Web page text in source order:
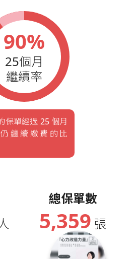
90%
25個月
繼續率
保單經過 25 個月
繼續繳費的比
總保單數
5,359 張